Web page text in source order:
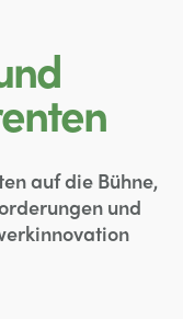
auf die Bühne,
und